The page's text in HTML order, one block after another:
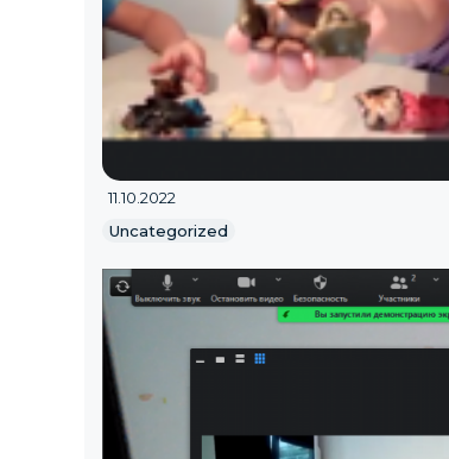
11.10.2022
Uncategorized